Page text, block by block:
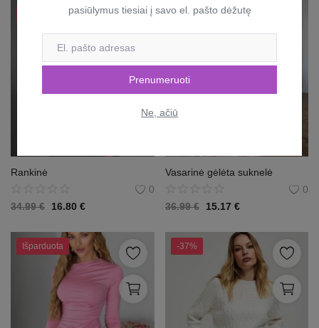
pasiūlymus tiesiai į savo el. pašto dėžutę
Prenumeruoti
Ne, ačiū
Rankinė
0
34.99€ 16.80 €
Išparduota
Vasarinė gėlėta suknelė
0
36.99€ 15.17 €
Išparduota -37%